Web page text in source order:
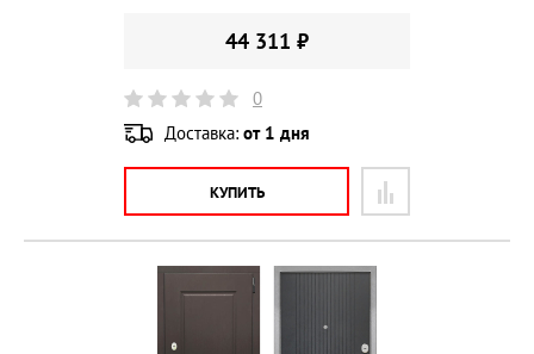
44 311 ₽
0
Доставка: от 1 дня
КУПИТЬ